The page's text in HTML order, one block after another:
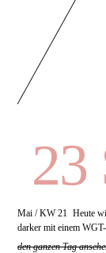
23
Mai / KW 21 Heute
darker mit einem
den ganzen Tag